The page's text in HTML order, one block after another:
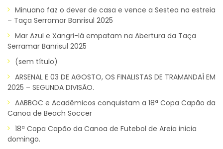
Minuano faz o dever de casa e vence a Sestea na estreia
– Taça Serramar Banrisul 2025
Mar Azul e Xangri-lá empatam na Abertura da Taça
Serramar Banrisul 2025
(sem título)
ARSENAL E 03 DE AGOSTO, OS FINALISTAS DE TRAMANDAÍ EM
2025 – SEGUNDA DIVISÃO.
AABBOC e Acadêmicos conquistam a 18ª Copa Capão da
Canoa de Beach Soccer
18ª Copa Capão da Canoa de Futebol de Areia inicia
domingo.